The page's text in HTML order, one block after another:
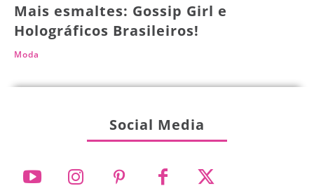
Mais esmaltes: Gossip Girl e
Holográficos Brasileiros!
Moda
Social Media